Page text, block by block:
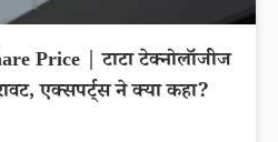
Price | टाटा टेक्नोलॉजीज
एक्सपर्ट्स ने क्या कहा?